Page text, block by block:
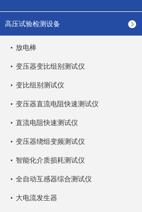
高压试验检测设备
放电棒
变压器变比组别测试仪
变比组别测试仪
变压器直流电阻快速测试仪
直流电阻快速测试仪
变压器绕组变频测试仪
智能化介质损耗测试仪
全自动互感器综合测试仪
大电流发生器